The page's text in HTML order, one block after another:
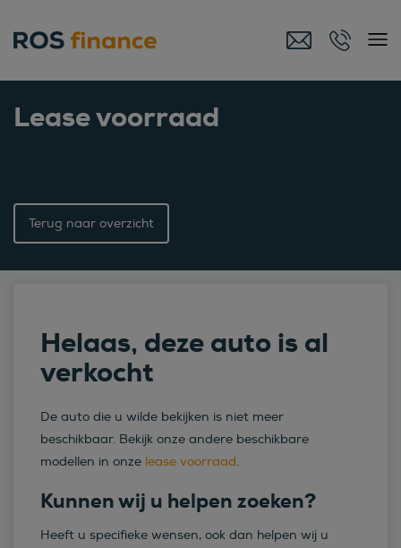
Lease voorraad
Terug naar overzicht
Helaas, deze auto is al
verkocht
De auto die u wilde bekijken is niet meer
beschikbaar. Bekijk onze andere beschikbare
modellen in onze lease voorraad.
Kunnen wij u helpen zoeken?
Heeft u specifieke wensen, ook dan helpen wij u